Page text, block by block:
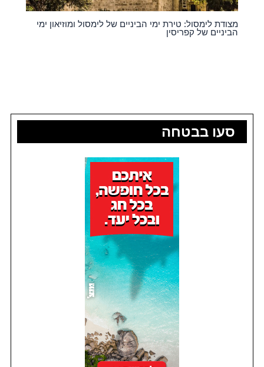
סעו בבטחה
מצודת לימסול: טירת ימי הביניים של לימסול ומוזיאון ימי
הביניים של קפריסין